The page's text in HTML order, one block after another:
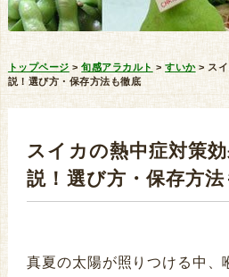
トップページ >旬感アラカルト >すいか > ス
説！選び方・保存方法も徹底
スイカの熱中症対策
説！選び方・保存方法
真夏の太陽が照りつける中、